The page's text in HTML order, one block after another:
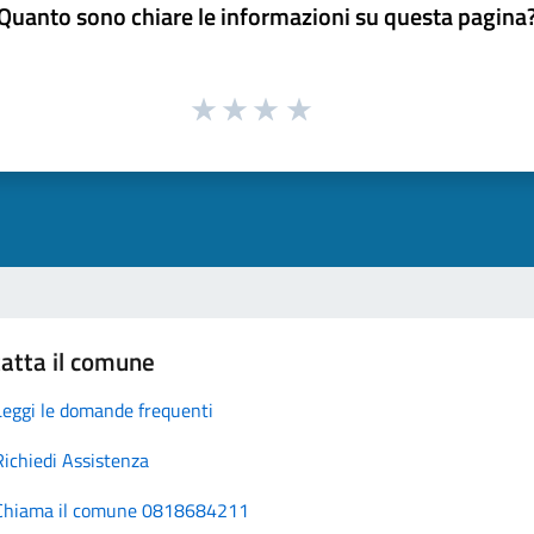
sono chiare le informazioni su questa
il comune
le domande frequenti
Assistenza
il comune 0818684211